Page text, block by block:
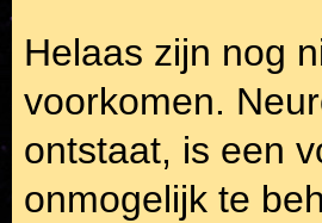
Helaas zijn nog
voorkomen.
ontstaat, is een
onmogelijk te